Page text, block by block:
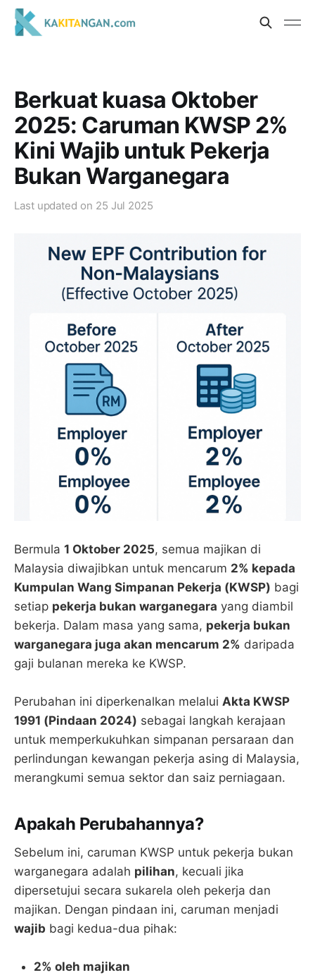
Berkuat kuasa Oktober
2025: Caruman KWSP 2%
Kini Wajib untuk Pekerja
Bukan Warganegara
Last updated on 25 Jul 2025
Bermula 1 Oktober 2025, semua majikan di
Malaysia diwajibkan untuk mencarum 2% kepada
Kumpulan Wang Simpanan Pekerja (KWSP) bagi
setiap pekerja bukan warganegara yang diambil
bekerja. Dalam masa yang sama, pekerja bukan
warganegara juga akan mencarum 2% daripada
gaji bulanan mereka ke KWSP.
Perubahan ini diperkenalkan melalui Akta KWSP
1991 (Pindaan 2024) sebagai langkah kerajaan
untuk memperkukuhkan simpanan persaraan dan
perlindungan kewangan pekerja asing di Malaysia,
merangkumi semua sektor dan saiz perniagaan.
Apakah Perubahannya?
Sebelum ini, caruman KWSP untuk pekerja bukan
warganegara adalah pilihan, kecuali jika
dipersetujui secara sukarela oleh pekerja dan
majikan. Dengan pindaan ini, caruman menjadi
wajib bagi kedua-dua pihak:
2% oleh majikan